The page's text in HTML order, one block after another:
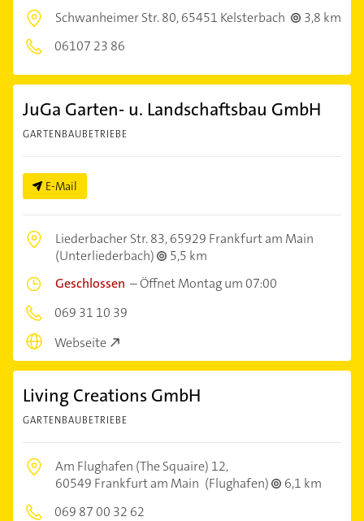
Schwanheimer Str. 80,65451 Kelsterbach
3,8 km
06107 23 86
JuGa Garten- u. Landschaftsbau GmbH
GARTENBAUBETRIEBE
E-Mail
Liederbacher Str. 83,65929 Frankfurt am Main
(Unterliederbach)
5,5 km
Geschlossen –Öffnet Montag um 07:00
069 31 10 39
Webseite
Living Creations GmbH
GARTENBAUBETRIEBE
Am Flughafen (The Squaire) 12,
60549 Frankfurt am Main (Flughafen)
6,1 km
069 87 00 32 62